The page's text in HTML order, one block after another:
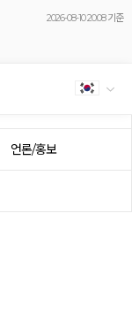
2026-08-10 20:08 기준
언론/홍보